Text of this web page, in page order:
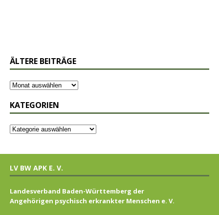
ÄLTERE BEITRÄGE
KATEGORIEN
LV BW APK E. V.
Landesverband Baden-Württemberg der
Angehörigen psychisch erkrankter Menschen e. V.